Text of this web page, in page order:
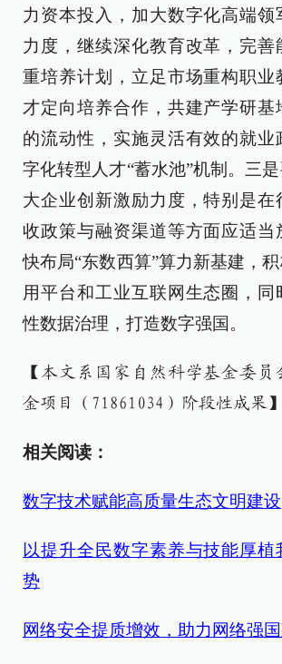
力资本投入，加大数字化高端领
力度，继续深化教育改革，完善
重培养计划，立足市场重构职业
才定向培养合作，共建产学研基
的流动性，实施灵活有效的就业
字化转型人才“蓄水池”机制。三
大企业创新激励力度，特别是在
收政策与融资渠道等方面应适当
快布局“东数西算”算力新基建，
用平台和工业互联网生态圈，同
性数据治理，打造数字强国。
【本文系国家自然科学基金委
金项目（71861034）阶段性成果】
相关阅读：
数字技术赋能高质量生态文明建设
以提升全民数字素养与技能厚植
势
网络安全提质增效，助力网络强